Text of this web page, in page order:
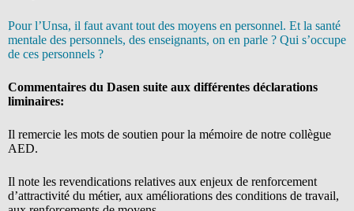
Pour l’Unsa, il faut avant tout des moyens en personnel. Et la santé
mentale des personnels, des enseignants, on en parle ? Qui s’occupe
de ces personnels ?
Commentaires du Dasen suite aux différentes déclarations
liminaires:
Il remercie les mots de soutien pour la mémoire de notre collègue
AED.
Il note les revendications relatives aux enjeux de renforcement
d’attractivité du métier, aux améliorations des conditions de travail,